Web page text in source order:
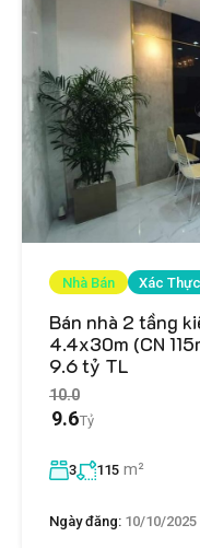
Nhà Bán Xác Thực
Bán nhà 2 tầng
4.4x30m (CN
9.6 tỷ TL
9.6
10.0
Tỷ
3 115 m²
Ngày đăng: 10/10/2025